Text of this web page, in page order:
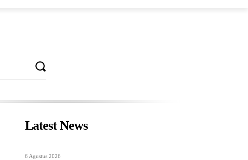
Latest News
6 Agustus 2026